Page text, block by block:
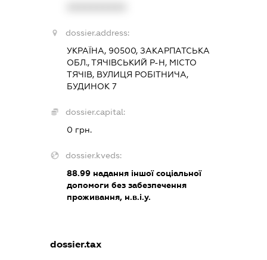
dossier.address:
УКРАЇНА, 90500, ЗАКАРПАТСЬКА
ОБЛ., ТЯЧІВСЬКИЙ Р-Н, МІСТО
ТЯЧІВ, ВУЛИЦЯ РОБІТНИЧА,
БУДИНОК 7
dossier.capital:
0 грн.
dossier.kveds:
88.99надання іншої соціальної
допомоги без забезпечення
проживання, н.в.і.у.
dossier.tax